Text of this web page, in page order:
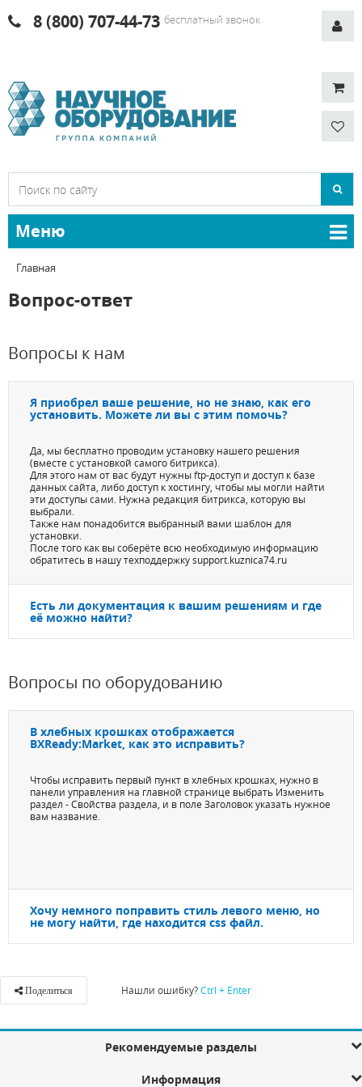
8 (800) 707-44-73 бесплатный звонок
Меню
Главная
Вопрос-ответ
Вопросы к нам
Я приобрел ваше решение, но не знаю, как его
установить. Можете ли вы с этим помочь?
Да, мы бесплатно проводим установку нашего решения
(вместе с установкой самого битрикса).
Для этого нам от вас будут нужны ftp-доступ и доступ к базе
данных сайта, либо доступ к хостингу, чтобы мы могли найти
эти доступы сами. Нужна редакция битрикса, которую вы
выбрали.
Также нам понадобится выбранный вами шаблон для
установки.
После того как вы соберёте всю необходимую информацию
обратитесь в нашу техподдержку support.kuznica74.ru
Есть ли документация к вашим решениям и где
её можно найти?
Вопросы по оборудованию
В хлебных крошках отображается
BXReady:Market, как это исправить?
Чтобы исправить первый пункт в хлебных крошках, нужно в
панели управления на главной странице выбрать Изменить
раздел - Свойства раздела, и в поле Заголовок указать нужное
вам название.
Хочу немного поправить стиль левого меню, но
не могу найти, где находится css файл.
Поделиться Нашли ошибку?Ctrl + Enter
Рекомендуемые разделы
Информация